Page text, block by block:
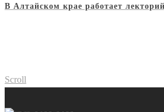
В Алтайском крае работает
Scroll